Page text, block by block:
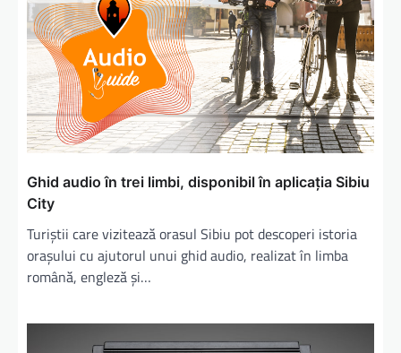
Ghid audio în trei limbi, disponibil în aplicaţia Sibiu
City
Turiștii care vizitează orasul Sibiu pot descoperi istoria
orașului cu ajutorul unui ghid audio, realizat în limba
română, engleză și…